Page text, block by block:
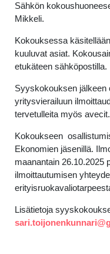
Sähkön
Mikkeli.
Kokouksessa
kuuluvat asiat.
etukäteen sähköpostilla.
Syyskokouksen jälkeen
yritysvierailuun
tervetulleita myös avecit.
Kokoukseen
Ekonomien jäsenillä.
maanantain 26.10.2025
ilmoittautumisen
Lisätietoja